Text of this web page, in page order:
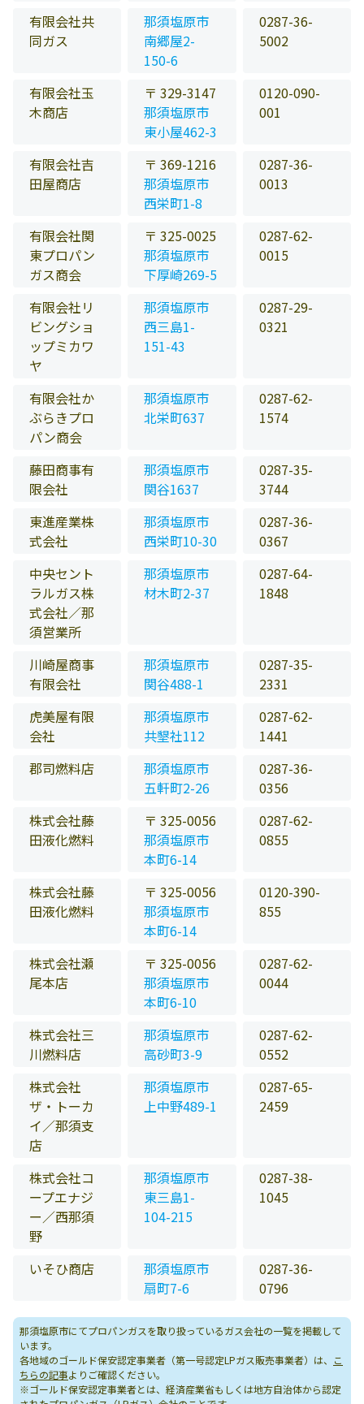
有限会社共
同ガス
那須塩原市
南郷屋2-
150-6
0287-36-
5002
有限会社玉
木商店
〒 329-3147
那須塩原市
東小屋462-3
0120-090-
001
有限会社吉
田屋商店
〒 369-1216
那須塩原市
西栄町1-8
0287-36-
0013
有限会社関
東プロパン
ガス商会
〒 325-0025
那須塩原市
下厚崎269-5
0287-62-
0015
有限会社リ
ビングショ
ップミカワ
ヤ
那須塩原市
西三島1-
151-43
0287-29-
0321
有限会社か
ぶらきプロ
パン商会
那須塩原市
北栄町637
0287-62-
1574
藤田商事有
限会社
那須塩原市
関谷1637
0287-35-
3744
東進産業株
式会社
那須塩原市
西栄町10-30
0287-36-
0367
中央セント
ラルガス株
式会社／那
須営業所
那須塩原市
材木町2-37
0287-64-
1848
川崎屋商事
有限会社
那須塩原市
関谷488-1
0287-35-
2331
虎美屋有限
会社
那須塩原市
共墾社112
0287-62-
1441
郡司燃料店
那須塩原市
五軒町2-26
0287-36-
0356
株式会社藤
田液化燃料
〒 325-0056
那須塩原市
本町6-14
0287-62-
0855
株式会社藤
田液化燃料
〒 325-0056
那須塩原市
本町6-14
0120-390-
855
株式会社瀬
尾本店
〒 325-0056
那須塩原市
本町6-10
0287-62-
0044
株式会社三
川燃料店
那須塩原市
高砂町3-9
0287-62-
0552
株式会社
ザ・トーカ
イ／那須支
店
那須塩原市
上中野489-1
0287-65-
2459
株式会社コ
ープエナジ
ー／西那須
野
那須塩原市
東三島1-
104-215
0287-38-
1045
いそひ商店
那須塩原市
扇町7-6
0287-36-
0796
那須塩原市にてプロパンガスを取り扱っているガス会社の一覧を掲載して
います。
各地域のゴールド保安認定事業者（第一号認定LPガス販売事業者）は、
こ
ちらの記事よりご確認ください。
※ゴールド保安認定事業者とは、経済産業省もしくは地方自治体から認定